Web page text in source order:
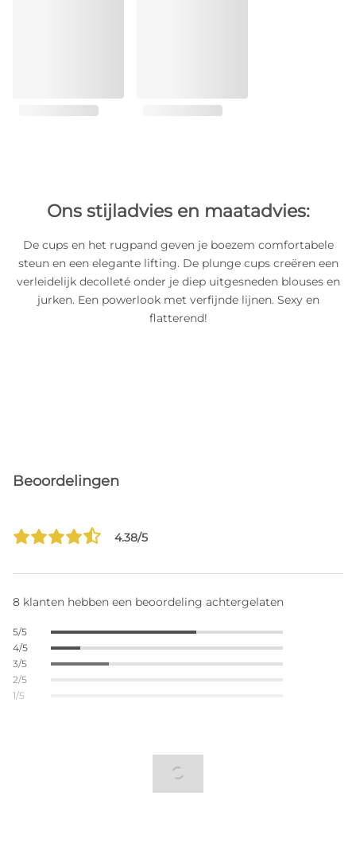
Ons stijladvies en maatadvies:
De cups en het rugpand geven je boezem comfortabele
steun en een elegante lifting. De plunge cups creëren een
verleidelijk decolleté onder je diep uitgesneden blouses en
jurken. Een powerlook met verfijnde lijnen. Sexy en
flatterend!
Beoordelingen
4.38/5
8 klanten hebben een beoordeling achtergelaten
5/5
4/5
3/5
2/5
1/5